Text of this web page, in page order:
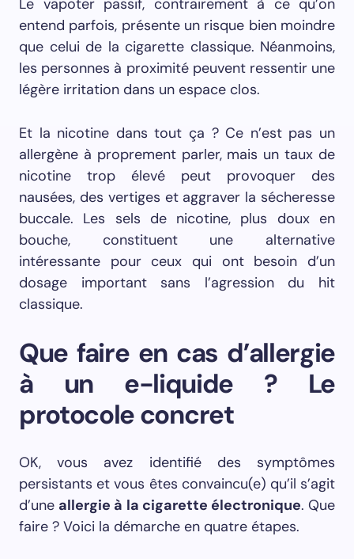
entend parfois, présente un risque bien moindre
que celui de la cigarette classique. Néanmoins,
les personnes à proximité peuvent ressentir une
légère irritation dans un espace clos.
Et la nicotine dans tout ça ? Ce n’est pas un
allergène à proprement parler, mais un taux de
nicotine trop élevé peut provoquer des
nausées, des vertiges et aggraver la sécheresse
buccale. Les sels de nicotine, plus doux en
bouche, constituent une alternative
intéressante pour ceux qui ont besoin d’un
dosage important sans l’agression du hit
classique.
Que faire en cas d’allergie
à un e-liquide ? Le
protocole concret
OK, vous avez identifié des symptômes
persistants et vous êtes convaincu(e) qu’il s’agit
d’une allergie à la cigarette électronique. Que
faire ? Voici la démarche en quatre étapes.